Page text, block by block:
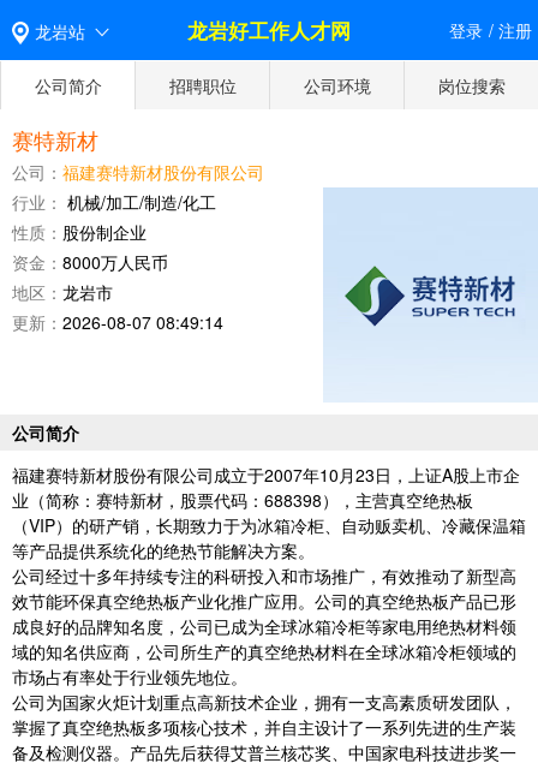
龙岩站 龙岩好工作人才网 登录 / 注册
公司简介 招聘职位 公司环境 岗位搜索
赛特新材
公司： 福建赛特新材股份有限公司
行业： 机械/加工/制造/化工
性质： 股份制企业
资金： 8000万人民币
地区： 龙岩市
更新： 2026-08-07 08:49:14
公司简介
福建赛特新材股份有限公司成立于2007年10月23日，上证A股上市企
业（简称：赛特新材，股票代码：688398），主营真空绝热板
（VIP）的研产销，长期致力于为冰箱冷柜、自动贩卖机、冷藏保温箱
等产品提供系统化的绝热节能解决方案。
公司经过十多年持续专注的科研投入和市场推广，有效推动了新型高
效节能环保真空绝热板产业化推广应用。公司的真空绝热板产品已形
成良好的品牌知名度，公司已成为全球冰箱冷柜等家电用绝热材料领
域的知名供应商，公司所生产的真空绝热材料在全球冰箱冷柜领域的
市场占有率处于行业领先地位。
公司为国家火炬计划重点高新技术企业，拥有一支高素质研发团队，
掌握了真空绝热板多项核心技术，并自主设计了一系列先进的生产装
备及检测仪器。产品先后获得艾普兰核芯奖、中国家电科技进步奖一